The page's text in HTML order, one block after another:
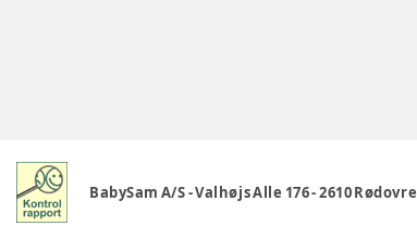
BabySam A/S-Valhøjs Alle 176-2610 Rødovre